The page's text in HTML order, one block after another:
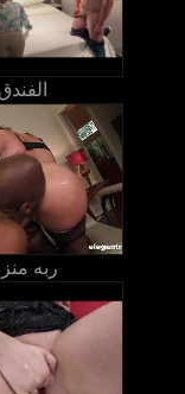
الفندق
ربه